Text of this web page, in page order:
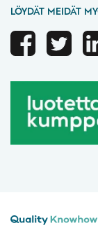
LÖYDÄT MEIDÄT
Facebook